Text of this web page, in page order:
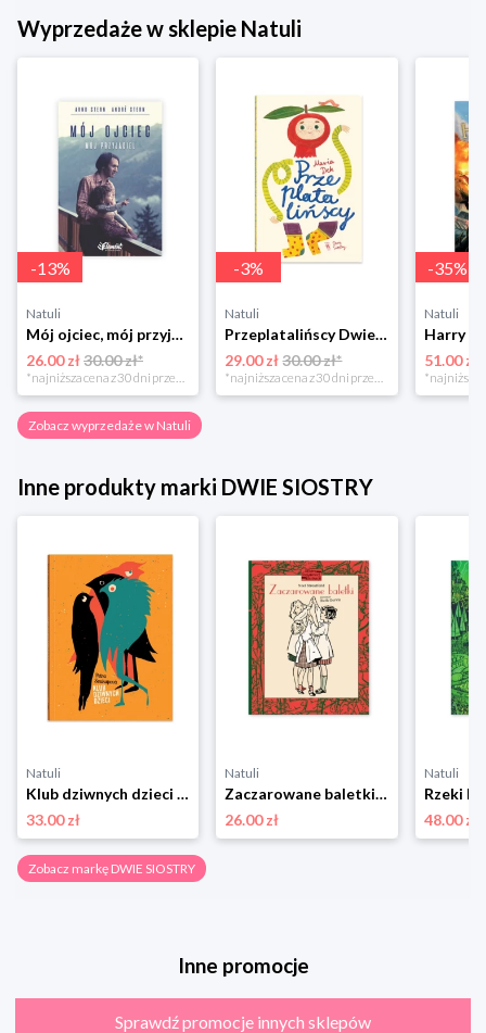
Wyprzedaże w sklepie Natuli
-13%
Natuli
Mój ojciec, mój przyjaciel Element
26.00 zł30.00 zł*
*najniższa cena z 30 dni przed obniżką
-3%
Natuli
Przeplatalińscy Dwie siostry
29.00 zł 30.00 zł*
*najniższa cena z 30 dni przed obniżką
-35%
Natuli
51.00 zł
Zobacz wyprzedaże w Natuli
Inne produkty marki DWIE SIOSTRY
Natuli
Klub dziwnych dzieci Dwie siostry
33.00 zł
Natuli
Zaczarowane baletki Dwie siostry
26.00 zł
Natuli
Rzeki
48.00 zł
Zobacz markę DWIE SIOSTRY
Inne promocje
Sprawdź promocje innych sklepów